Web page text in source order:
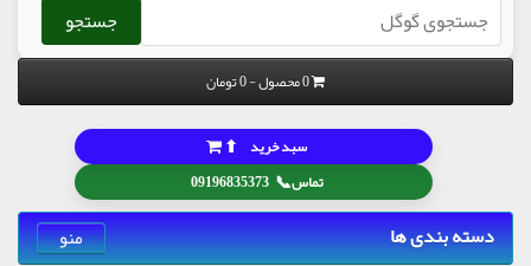
جستجو
0 محصول - 0 تومان
تماس📞
09196835373
سبد خرید ⬆
دسته بندی ها منو